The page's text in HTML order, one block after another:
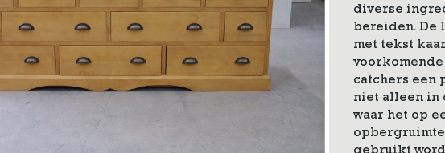
diverse
bereiden. De
met tekst
catchers een
niet alleen in
waar het op